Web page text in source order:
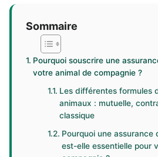
Sommaire
Pourquoi souscrire une
votre animal de compagnie ?
Les différentes formules
animaux : mutuelle,
classique
Pourquoi une assurance
est-elle essentielle pour